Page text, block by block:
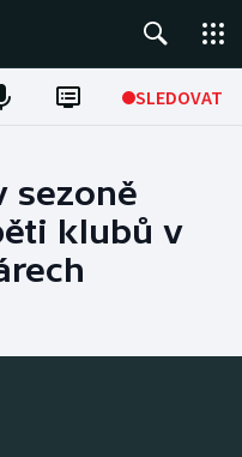
SLEDOVAT
sezoně
klubů v